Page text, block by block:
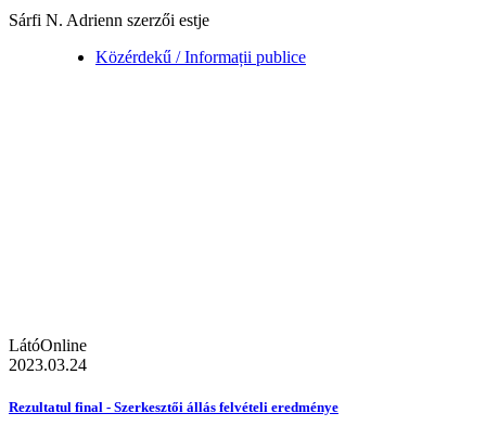
Sárfi N. Adrienn szerzői estje
Közérdekű / Informații publice
LátóOnline
2023.03.24
Rezultatul final - Szerkesztői állás felvételi eredménye